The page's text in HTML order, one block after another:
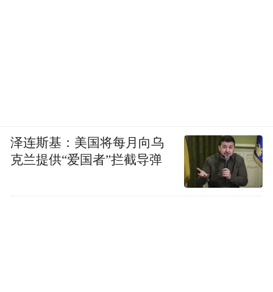
泽连斯基：美国将每月向乌
克兰提供“爱国者”拦截导弹